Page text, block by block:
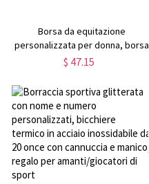
Borsa da equitazione
personalizzata per donna, borsa
per attrezzatura sportiva,
borsa per toelettatura cavallo,
accessori per mountain bike/bici
$ 47.15